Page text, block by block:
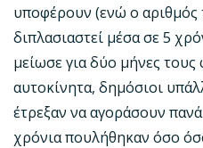
υποφέρουν (ενώ ο αριθμός
διπλασιαστεί μέσα σε 5
μείωσε για δύο μήνες
αυτοκίνητα, δημόσιοι
έτρεξαν να αγοράσουν
χρόνια πουλήθηκαν όσο